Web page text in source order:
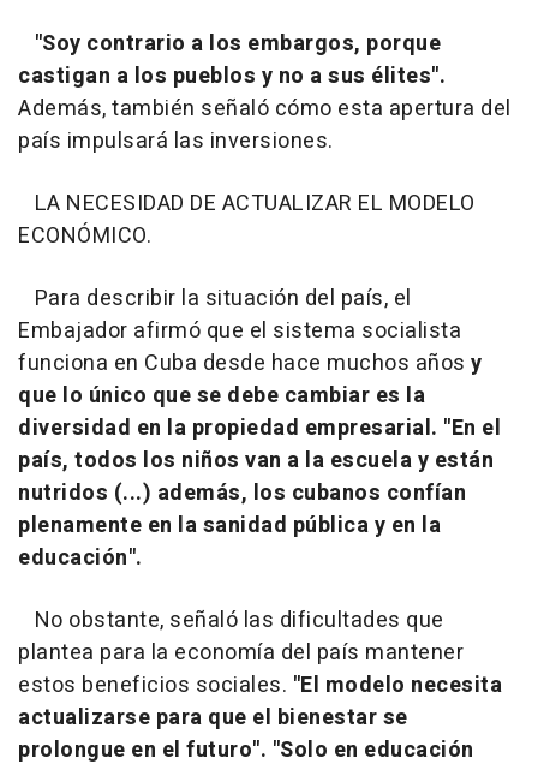
"Soy contrario a los embargos, porque
castigan a los pueblos y no a sus élites".
Además, también señaló cómo esta apertura del
país impulsará las inversiones.
LA NECESIDAD DE ACTUALIZAR EL MODELO
ECONÓMICO.
Para describir la situación del país, el
Embajador afirmó que el sistema socialista
funciona en Cuba desde hace muchos años y
que lo único que se debe cambiar es la
diversidad en la propiedad empresarial. "En el
país, todos los niños van a la escuela y están
nutridos (...) además, los cubanos confían
plenamente en la sanidad pública y en la
educación".
No obstante, señaló las dificultades que
plantea para la economía del país mantener
estos beneficios sociales. "El modelo necesita
actualizarse para que el bienestar se
prolongue en el futuro". "Solo en educación